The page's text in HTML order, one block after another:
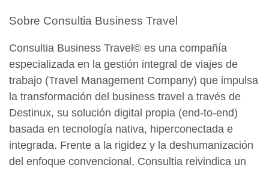
Sobre Consultia Business Travel
Consultia Business Travel© es una compañía
especializada en la gestión integral de viajes de
trabajo (Travel Management Company) que impulsa
la transformación del business travel a través de
Destinux, su solución digital propia (end-to-end)
basada en tecnología nativa, hiperconectada e
integrada. Frente a la rigidez y la deshumanización
del enfoque convencional, Consultia reivindica un